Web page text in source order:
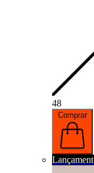
48
Comprar